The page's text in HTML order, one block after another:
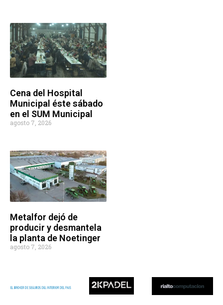
Cena del Hospital
Municipal éste sábado
en el SUM Municipal
agosto 7, 2026
Metalfor dejó de
producir y desmantela
la planta de Noetinger
agosto 7, 2026